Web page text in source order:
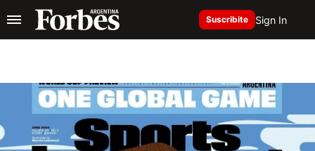
Suscribite Sign In